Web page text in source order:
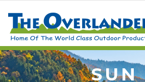
SUN